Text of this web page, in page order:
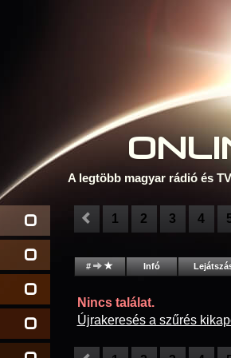
A legtöbb magyar rádió és
1 2 3 4
# Infó
Nincs találat.
Újrakeresés a szűrés